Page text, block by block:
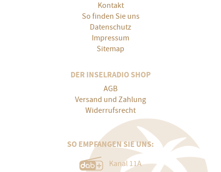
Kontakt
So finden Sie uns
Datenschutz
Impressum
Sitemap
DER INSELRADIO SHOP
AGB
Versand und Zahlung
Widerrufsrecht
SO EMPFANGEN SIE UNS:
Kanal 11A